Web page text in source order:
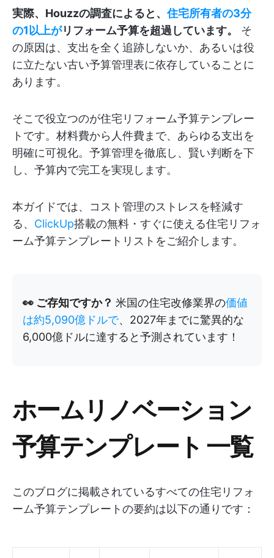
実際、Houzzの調査によると、住宅所有者の3分
の1以上がリフォーム予算を超過しています。
そ
の原因は、支出を全く追跡しないか、あるいは役
に立たない古い予算管理表に依存していることに
あります。
そこで役立つのが住宅リフォーム予算テンプレー
トです。材料費から人件費まで、あらゆる支出を
明確に可視化。予算管理を徹底し、賢い判断を下
し、予算内で完工を実現します。
本ガイドでは、コスト管理のストレスを軽減す
る、 ClickUp搭載の無料・すぐに使える住宅リフォ
ーム予算テンプレートリストをご紹介します。
👀 ご存知ですか？ 米国の住宅改修業界の価値
は約5,090億ドルで、2027年までに驚異的な
6,000億ドルに達すると予測されています！
ホームリノベーション
予算テンプレート 一覧
このブログに掲載されているすべての住宅リフォ
ーム予算テンプレートの要約は以下の通りです：